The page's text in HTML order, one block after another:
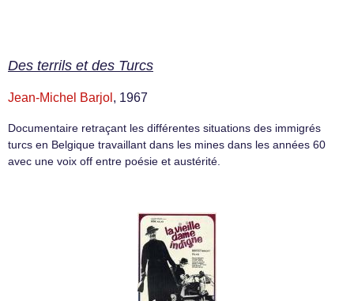
Des terrils et des Turcs
Jean-Michel Barjol , 1967
Documentaire retraçant les différentes situations des immigrés
turcs en Belgique travaillant dans les mines dans les années 60
avec une voix off entre poésie et austérité.